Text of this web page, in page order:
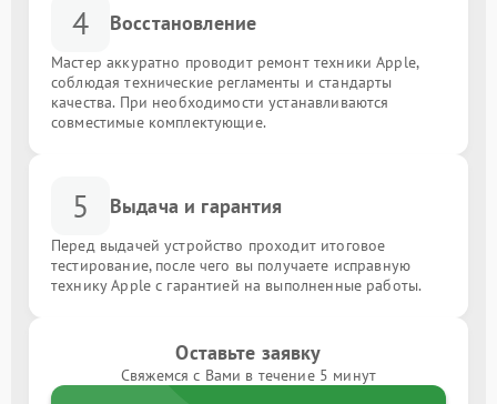
4 Восстановление
Мастер аккуратно проводит ремонт техники Apple,
соблюдая технические регламенты и стандарты
качества. При необходимости устанавливаются
совместимые комплектующие.
5 Выдача и гарантия
Перед выдачей устройство проходит итоговое
тестирование, после чего вы получаете исправную
технику Apple с гарантией на выполненные работы.
Оставьте заявку
Свяжемся с Вами в течение 5 минут